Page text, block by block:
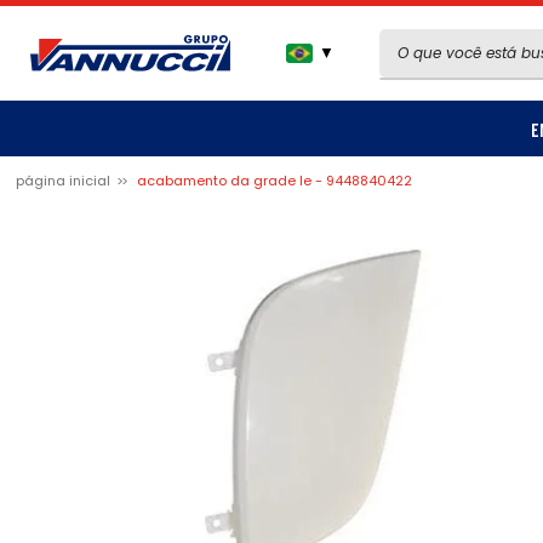
▼
página inicial acabamento da grade le - 9448840422